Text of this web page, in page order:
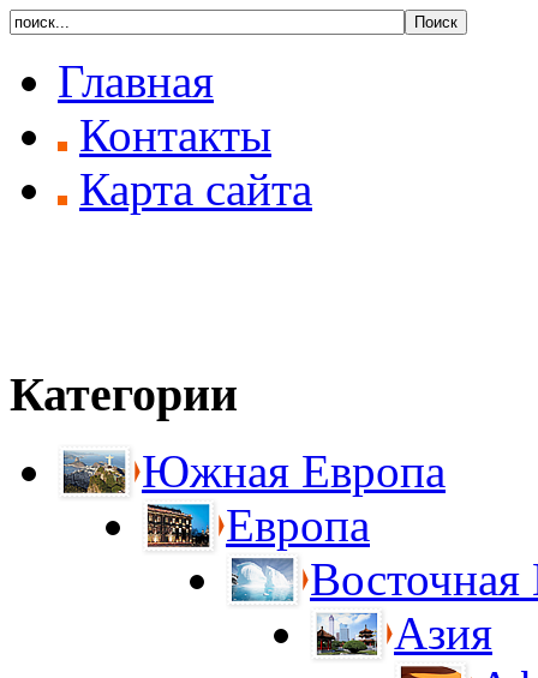
Главная
Контакты
Карта сайта
Категории
Южная Европа
Европа
Восточная
Азия